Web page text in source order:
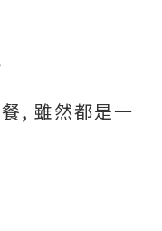
, 雖然都是一